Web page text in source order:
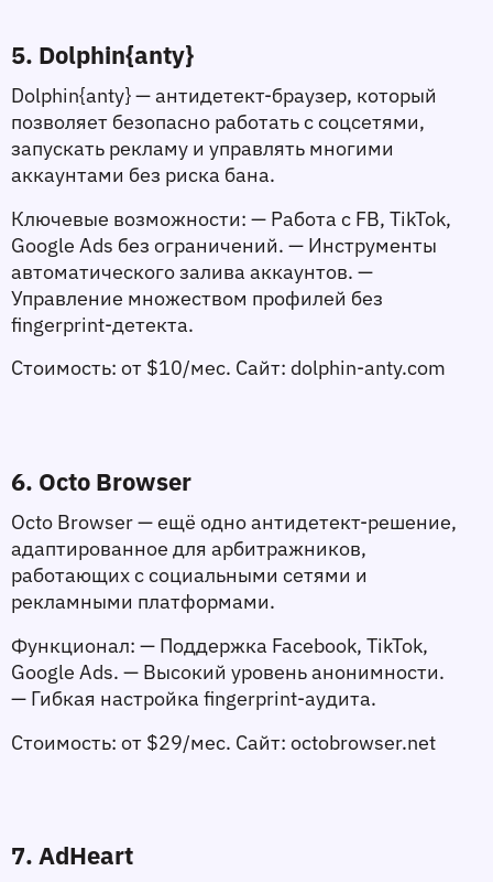
5. Dolphin{anty}
Dolphin{anty} — антидетект-браузер, который
позволяет безопасно работать с соцсетями,
запускать рекламу и управлять многими
аккаунтами без риска бана.
Ключевые возможности: — Работа с FB, TikTok,
Google Ads без ограничений. — Инструменты
автоматического залива аккаунтов. —
Управление множеством профилей без
fingerprint-детекта.
Стоимость: от $10/мес. Сайт: dolphin-anty.com
6. Octo Browser
Octo Browser — ещё одно антидетект-решение,
адаптированное для арбитражников,
работающих с социальными сетями и
рекламными платформами.
Функционал: — Поддержка Facebook, TikTok,
Google Ads. — Высокий уровень анонимности.
— Гибкая настройка fingerprint-аудита.
Стоимость: от $29/мес. Сайт: octobrowser.net
7. AdHeart